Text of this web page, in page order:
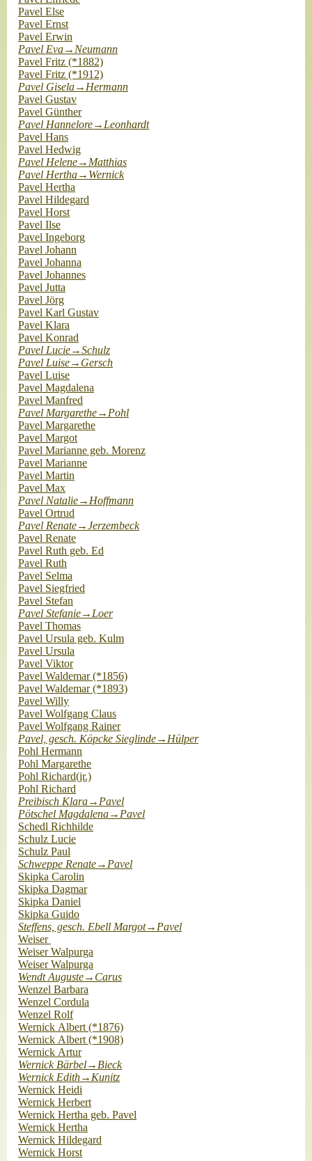
Pavel Else
Pavel Ernst
Pavel Erwin
Pavel Eva→Neumann
Pavel Fritz (*1882)
Pavel Fritz (*1912)
Pavel Gisela→Hermann
Pavel Gustav
Pavel Günther
Pavel Hannelore→Leonhardt
Pavel Hans
Pavel Hedwig
Pavel Helene→Matthias
Pavel Hertha→Wernick
Pavel Hertha
Pavel Hildegard
Pavel Horst
Pavel Ilse
Pavel Ingeborg
Pavel Johann
Pavel Johanna
Pavel Johannes
Pavel Jutta
Pavel Jörg
Pavel Karl Gustav
Pavel Klara
Pavel Konrad
Pavel Lucie→Schulz
Pavel Luise→Gersch
Pavel Luise
Pavel Magdalena
Pavel Manfred
Pavel Margarethe→Pohl
Pavel Margarethe
Pavel Margot
Pavel Marianne geb. Morenz
Pavel Marianne
Pavel Martin
Pavel Max
Pavel Natalie→Hoffmann
Pavel Ortrud
Pavel Renate→Jerzembeck
Pavel Renate
Pavel Ruth geb. Ed
Pavel Ruth
Pavel Selma
Pavel Siegfried
Pavel Stefan
Pavel Stefanie→Loer
Pavel Thomas
Pavel Ursula geb. Kulm
Pavel Ursula
Pavel Viktor
Pavel Waldemar (*1856)
Pavel Waldemar (*1893)
Pavel Willy
Pavel Wolfgang Claus
Pavel Wolfgang Rainer
Pavel, gesch. Köpcke Sieglinde→Hülper
Pohl Hermann
Pohl Margarethe
Pohl Richard(jr.)
Pohl Richard
Preibisch Klara→Pavel
Pötschel Magdalena→Pavel
Schedl Richhilde
Schulz Lucie
Schulz Paul
Schweppe Renate→Pavel
Skipka Carolin
Skipka Dagmar
Skipka Daniel
Skipka Guido
Steffens, gesch. Ebell Margot→Pavel
Weiser
Weiser Walpurga
Weiser Walpurga
Wendt Auguste→Carus
Wenzel Barbara
Wenzel Cordula
Wenzel Rolf
Wernick Albert (*1876)
Wernick Albert (*1908)
Wernick Artur
Wernick Bärbel→Bieck
Wernick Edith→Kunitz
Wernick Heidi
Wernick Herbert
Wernick Hertha geb. Pavel
Wernick Hertha
Wernick Hildegard
Wernick Horst